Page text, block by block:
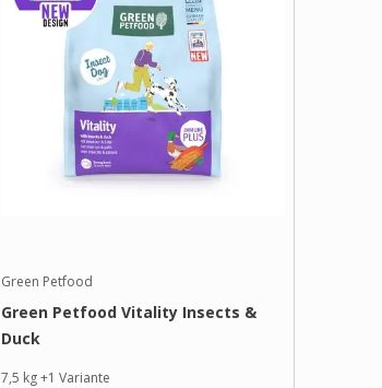
Green Petfood
Green Petfood Vitality Insects &
Duck
7,5 kg+1 Variante